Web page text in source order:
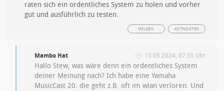
raten sich ein ordentliches System zu holen und vorher
gut und ausführlich zu testen.
ANTWORTEN
MELDEN
Mambo Hat 15.05.2024, 07:35 Uhr
Hallo Stew, was wäre denn ein ordentliches System
deiner Meinung nach? Ich habe eine Yamaha
MusicCast 20. die geht z.B. oft im wlan verloren. Und